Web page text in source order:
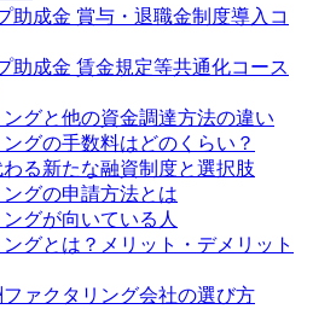
助成金 賞与・退職金制度導入コ
助成金 賃金規定等共通化コース
グと他の資金調達方法の違い
グの手数料はどのくらい？
る新たな融資制度と選択肢
グの申請方法とは
グが向いている人
グとは？メリット・デメリット
ァクタリング会社の選び方